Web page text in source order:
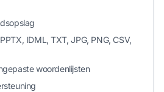
IDML, TXT, JPG, PNG, CSV,
woordenlijsten